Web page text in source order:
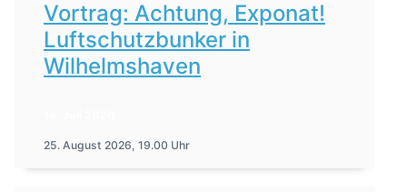
Vortrag: Achtung, Exponat!
Luftschutzbunker in
Wilhelmshaven
25. August 2026, 19.00 Uhr